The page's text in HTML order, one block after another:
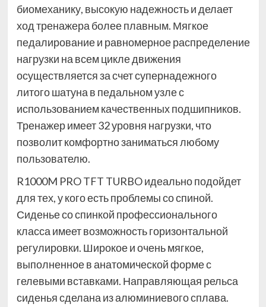
биомеханику, высокую надежность и делает
ход тренажера более плавным. Мягкое
педалирование и равномерное распределение
нагрузки на всем цикле движения
осуществляется за счет супернадежного
литого шатуна в педальном узле с
использованием качественных подшипников.
Тренажер имеет 32 уровня нагрузки, что
позволит комфортно заниматься любому
пользователю.
R1000M PRO TFT TURBO идеально подойдет
для тех, у кого есть проблемы со спиной.
Сиденье со спинкой профессионального
класса имеет возможность горизонтальной
регулировки. Широкое и очень мягкое,
выполненное в анатомической форме с
гелевыми вставками. Направляющая рельса
сиденья сделана из алюминиевого сплава.